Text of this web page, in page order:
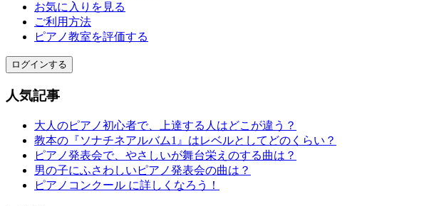
お気に入りを見る
ご利用方法
ピアノ教室を評価する
ログインする
人気記事
大人のピアノ初心者で、上達する人はどこが違う？
教本の『ソナチネアルバム1』はレベルとしてどのくらい？
ピアノ発表会で、やさしいが舞台栄えのする曲は？
男の子にふさわしいピアノ発表会の曲は？
ピアノコンクール に詳しくなろう！